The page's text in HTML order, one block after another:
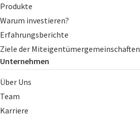
Produkte
Warum investieren?
Erfahrungsberichte
Ziele der Miteigentümergemeinschaften
Unternehmen
Über Uns
Team
Karriere